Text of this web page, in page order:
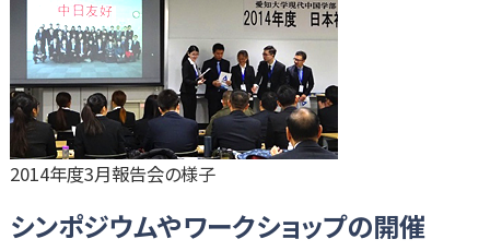
2014年度3月報告会の様子
シンポジウムやワークショップの開催